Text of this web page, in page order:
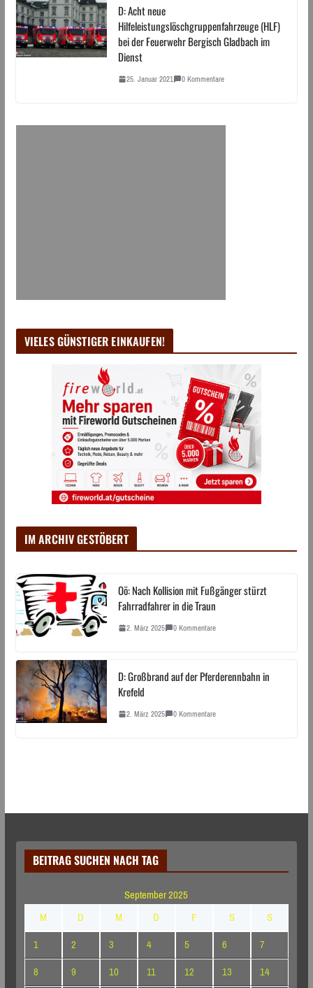
D: Acht neue
Hilfeleistungslöschgruppenfahrzeuge (HLF)
bei der Feuerwehr Bergisch Gladbach im
Dienst
25. Januar 2021 0 Kommentare
VIELES GÜNSTIGER EINKAUFEN!
IM ARCHIV GESTÖBERT
Oö: Nach Kollision mit Fußgänger stürzt
Fahrradfahrer in die Traun
2. März 2025 0 Kommentare
D: Großbrand auf der Pferderennbahn in
Krefeld
2. März 2025 0 Kommentare
BEITRAG SUCHEN NACH TAG
September 2025
M
D M D F S
S
1
2 3 4 5 6
7
8
9 10 11 12 13
14